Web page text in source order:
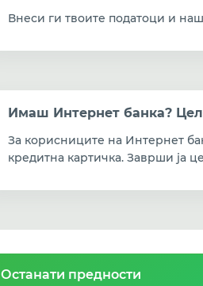
Внеси ги твоите податоци и
Имаш Интернет банка?
За корисниците на Интернет
кредитна картичка. Заврши ја
Останати предности